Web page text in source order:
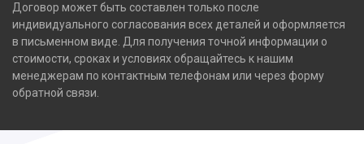
Договор может быть составлен только после
индивидуального согласования всех деталей и оформляется
в письменном виде. Для получения точной информации о
стоимости, сроках и условиях обращайтесь к нашим
менеджерам по контактным телефонам или через форму
обратной связи.